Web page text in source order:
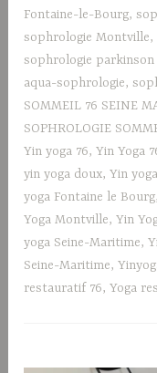
Fontaine-le-Bourg,
sophrologie Montville,
sophrologie parkinson
aqua-sophrologie,
SOMMEIL 76 SEINE
SOPHROLOGIE
Yin yoga 76,Yin Yoga
yin yoga doux,Yin
yoga Fontaine le Bourg
Yoga Montville,Yin
yoga Seine-Maritime,
Seine-Maritime,
restauratif 76,Yoga